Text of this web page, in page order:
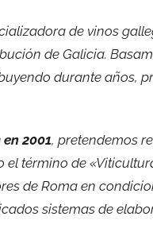
de vinos
de Galicia.
durante años,
2001, pretendemos
el término de
de Roma en
sistemas de